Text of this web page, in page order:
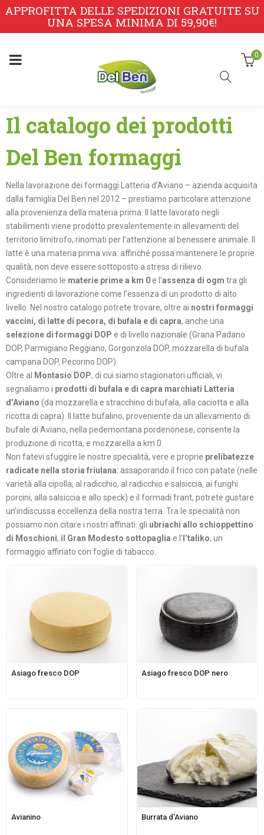
APPROFITTA DELLE SPEDIZIONI GRATUITE SU
UNA SPESA MINIMA DI 59,90€!
0
Il catalogo dei prodotti
Del Ben formaggi
Nella lavorazione dei formaggi Latteria d’Aviano – azienda acquisita
dalla famiglia Del Ben nel 2012 – prestiamo particolare attenzione
alla provenienza della materia prima. Il latte lavorato negli
stabilimenti viene prodotto prevalentemente in allevamenti del
territorio limitrofo, rinomati per l’attenzione al benessere animale. Il
latte è una materia prima viva: affinché possa mantenere le proprie
qualità, non deve essere sottoposto a stress di rilievo.
Consideriamo le materie prime a km 0e l’assenza di ogm tra gli
ingredienti di lavorazione come l’essenza di un prodotto di alto
livello. Nel nostro catalogo potrete trovare, oltre ai nostri formaggi
vaccini, di latte di pecora, di bufala e di capra, anche una
selezione di formaggi DOP e di livello nazionale (Grana Padano
DOP, Parmigiano Reggiano, Gorgonzola DOP, mozzarella di bufala
campana DOP, Pecorino DOP).
Oltre al
Montasio DOP, di cui siamo stagionatori ufficiali, vi
segnaliamo i prodotti di bufala e di capra marchiati Latteria
d’Aviano (da mozzarella e stracchino di bufala, alla caciotta e alla
ricotta di capra). Il latte bufalino, proveniente da un allevamento di
bufale di Aviano, nella pedemontana pordenonese, consente la
produzione di ricotta, e mozzarella a km 0.
Non fatevi sfuggire le nostre specialità, vere e proprie prelibatezze
radicate nella storia friulana: assaporando il frico con patate (nelle
varietà alla cipolla, al radicchio, al radicchio e salsiccia, ai funghi
porcini, alla salsiccia e allo speck) e il formadi frant, potrete gustare
un’indiscussa eccellenza della nostra terra. Tra le specialità non
possiamo non citare i nostri affinati: gli ubriachi allo schioppettino
di Moschioni, il Gran Modesto sottopaglia e l’ I’taliko, un
formaggio affinato con foglie di tabacco.
Asiago fresco DOP Asiago fresco DOP nero
Avianino Burrata d’Aviano